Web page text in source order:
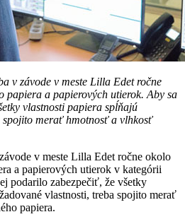
v závode v meste Lilla Edet ročne
papiera a papierových utierok. Aby sa
vlastnosti papiera spĺňajú
spojito merať hmotnosť a vlhkosť
v meste Lilla Edet ročne okolo
a papierových utierok v kategórii
podarilo zabezpečiť, že všetky
vlastnosti, treba spojito merať
papiera.